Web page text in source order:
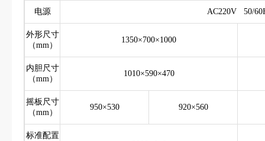
电源 AC220V 50/
外形尺寸
（mm）
1350×700×1000
内胆尺寸
（mm）
1010×590×470
摇板尺寸
（mm）
950×530 920×560
标准配置